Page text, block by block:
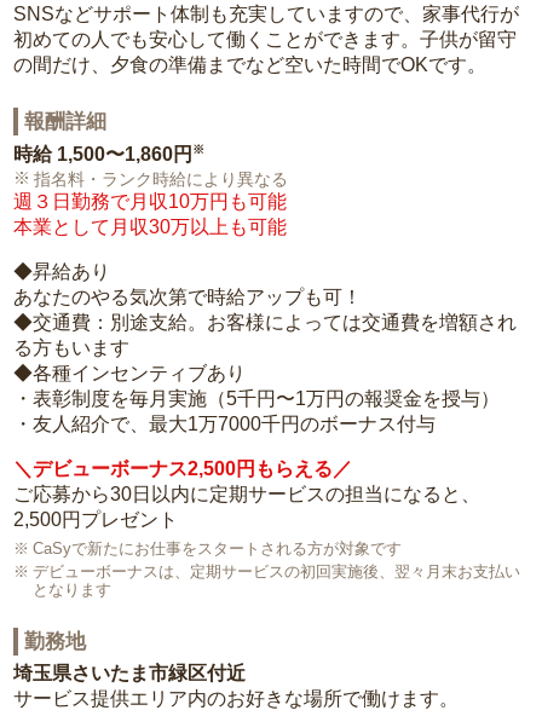
SNSなどサポート体制も充実していますので、家事代行が
初めての人でも安心して働くことができます。子供が留守
の間だけ、夕食の準備までなど空いた時間でOKです。
報酬詳細
時給 1,500〜1,860円 ※
指名料・ランク時給により異なる
週３日勤務で月収10万円も可能
本業として月収30万以上も可能
◆昇給あり
あなたのやる気次第で時給アップも可！
◆交通費：別途支給。お客様によっては交通費を増額され
る方もいます
◆各種インセンティブあり
・表彰制度を毎月実施（5千円〜1万円の報奨金を授与）
・友人紹介で、最大1万7000千円のボーナス付与
＼デビューボーナス2,500円もらえる／
ご応募から30日以内に定期サービスの担当になると、
2,500円プレゼント
CaSyで新たにお仕事をスタートされる方が対象です
デビューボーナスは、定期サービスの初回実施後、翌々月末お支払い
となります
勤務地
埼玉県さいたま市緑区付近
サービス提供エリア内のお好きな場所で働けます。